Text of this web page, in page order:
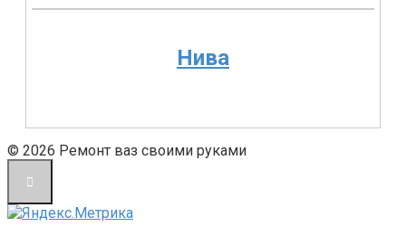
Нива
© 2026 Ремонт ваз своими руками